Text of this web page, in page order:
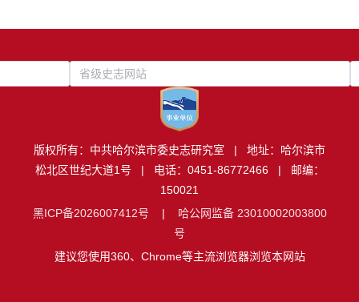
省级史志网站
版权所有：中共哈尔滨市委史志研究室 | 地址：哈尔滨市
松北区世纪大道1号 | 电话：0451-86772466 | 邮编：
150021
黑ICP备2026007412号 | 哈公网监备 23010002003800
号
建议您使用360、Chrome等主流浏览器浏览本网站